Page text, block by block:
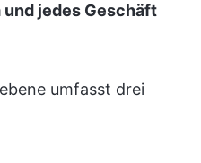
und jedes Geschäft
umfasst drei